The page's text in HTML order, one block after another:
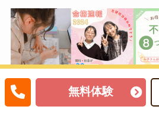
無料体験
インスタグラムで勉強